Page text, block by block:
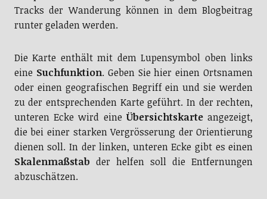
Tracks der Wanderung können in dem Blogbeitrag
runter geladen werden.
Die Karte enthält mit dem Lupensymbol oben links
eine Suchfunktion. Geben Sie hier einen Ortsnamen
oder einen geografischen Begriff ein und sie werden
zu der entsprechenden Karte geführt. In der rechten,
unteren Ecke wird eine Übersichtskarteangezeigt,
die bei einer starken Vergrösserung der Orientierung
dienen soll. In der linken, unteren Ecke gibt es einen
Skalenmaßstab der helfen soll die Entfernungen
abzuschätzen.